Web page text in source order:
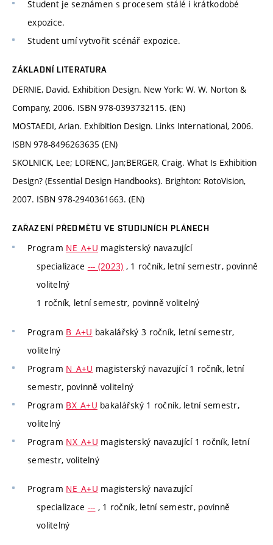
Student je seznámen s procesem stálé i krátkodobé
expozice.
Student umí vytvořit scénář expozice.
ZÁKLADNÍ LITERATURA
DERNIE, David. Exhibition Design. New York: W. W. Norton &
Company, 2006. ISBN 978-0393732115. (EN)
MOSTAEDI, Arian. Exhibition Design. Links International, 2006.
ISBN 978-8496263635 (EN)
SKOLNICK, Lee; LORENC, Jan;BERGER, Craig. What Is Exhibition
Design? (Essential Design Handbooks). Brighton: RotoVision,
2007. ISBN 978-2940361663. (EN)
ZAŘAZENÍ PŘEDMĚTU VE STUDIJNÍCH PLÁNECH
Program NE_A+U magisterský navazující
specializace --- (2023) , 1 ročník, letní semestr, povinně
volitelný
1 ročník, letní semestr, povinně volitelný
Program B_A+U bakalářský 3 ročník, letní semestr,
volitelný
Program N_A+U magisterský navazující 1 ročník, letní
semestr, povinně volitelný
Program BX_A+U bakalářský 1 ročník, letní semestr,
volitelný
Program NX_A+U magisterský navazující 1 ročník, letní
semestr, volitelný
Program NE_A+U magisterský navazující
specializace --- , 1 ročník, letní semestr, povinně
volitelný